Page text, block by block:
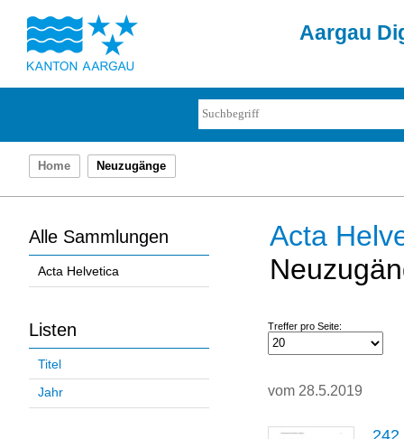
Aargau
Home Neuzugänge
Alle Sammlungen
Acta Helvetica
Listen
Titel
Jahr
Acta
Treffer pro Seite:
vom 28.5.2019